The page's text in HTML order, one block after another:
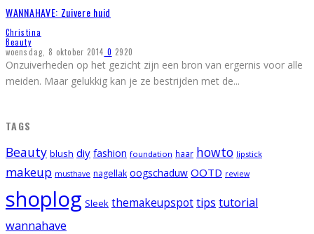
WANNAHAVE: Zuivere huid
Christina
Beauty
woensdag, 8 oktober 2014 0 2920
Onzuiverheden op het gezicht zijn een bron van ergernis voor alle
meiden. Maar gelukkig kan je ze bestrijden met de...
TAGS
Beauty blush diy fashion foundation haar howto lipstick
makeup musthave nagellak oogschaduw OOTD review
shoplog Sleek themakeupspottips tutorial
wannahave